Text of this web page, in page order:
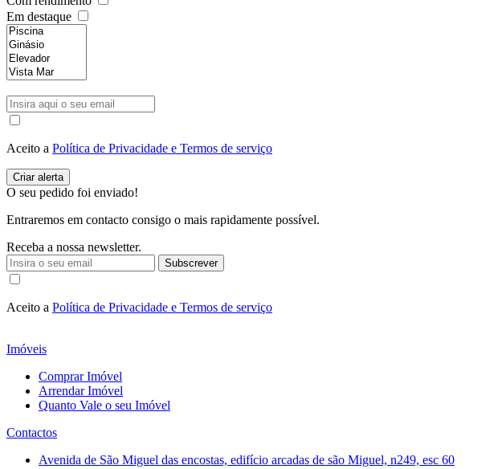
Em destaque
Aceito a Política de Privacidade e Termos de serviço
O seu pedido foi enviado!
Entraremos em contacto consigo o mais rapidamente possível.
Receba a nossa newsletter.
Subscrever
Aceito a Política de Privacidade e Termos de serviço
Imóveis
Comprar Imóvel
Arrendar Imóvel
Quanto Vale o seu Imóvel
Contactos
Avenida de São Miguel das encostas, edifício arcadas de são Miguel, n249, esc 60